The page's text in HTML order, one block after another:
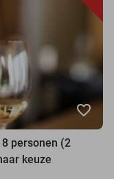
favorite_border
personen (2
keuze